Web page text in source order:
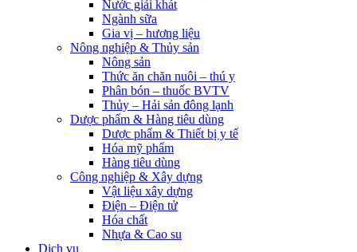
Nước giải khát
Ngành sữa
Gia vị – hương liệu
Nông nghiệp & Thủy sản
Nông sản
Thức ăn chăn nuôi – thú y
Phân bón – thuốc BVTV
Thủy – Hải sản đông lạnh
Dược phẩm & Hàng tiêu dùng
Dược phẩm & Thiết bị y tế
Hóa mỹ phẩm
Hàng tiêu dùng
Công nghiệp & Xây dựng
Vật liệu xây dựng
Điện – Điện tử
Hóa chất
Nhựa & Cao su
Dịch vụ